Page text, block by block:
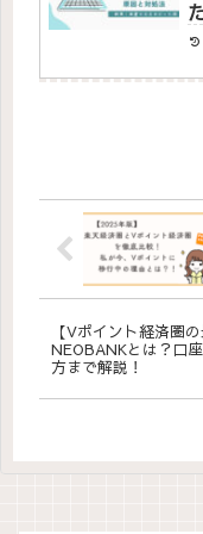
【Vポイント経済圏
NEOBANKとは？口
方まで解説！